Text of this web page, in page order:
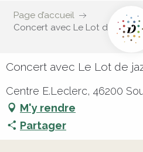
Page d’accueil
Concert avec Le Lot de jazz -
Concert avec Le Lot de
Centre E.Leclerc, 46200
M'y rendre
Partager